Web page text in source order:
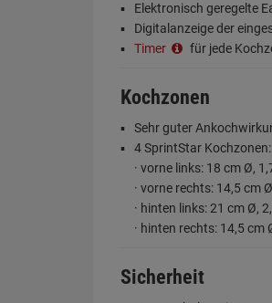
Elektronisch geregelte
Digitalanzeige der
Timer
für jede
Kochzonen
Sehr guter
4 SprintStar Kochzonen:
· vorne links: 18 cm Ø,
· vorne rechts: 14,5 cm
· hinten links: 21 cm Ø,
· hinten rechts: 14,5 cm
Sicherheit